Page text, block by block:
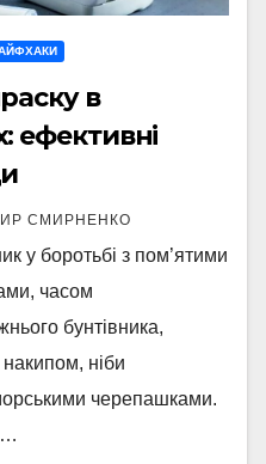
в
ефективні
СМИРНЕНКО
у боротьбі з пом’ятими
часом
бунтівника,
ніби
черепашками.